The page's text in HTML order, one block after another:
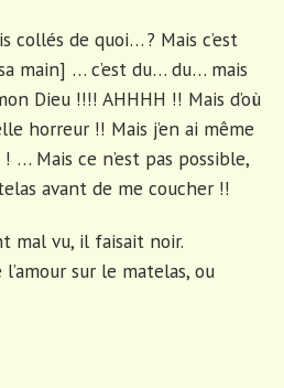
collés de quoi… ? Mais c’est
main] … c’est du… du… mais
Dieu !!!! AHHHH !! Mais d’où
horreur !! Mais j’en ai même
… Mais ce n’est pas possible,
avant de me coucher !!
mal vu, il faisait noir.
sur le matelas, ou